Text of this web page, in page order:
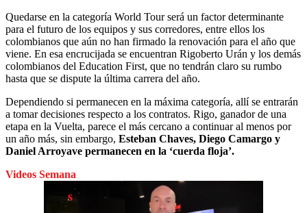
Quedarse en la categoría World Tour será un factor determinante
para el futuro de los equipos y sus corredores, entre ellos los
colombianos que aún no han firmado la renovación para el año que
viene. En esa encrucijada se encuentran Rigoberto Urán y los demás
colombianos del Education First, que no tendrán claro su rumbo
hasta que se dispute la última carrera del año.
Dependiendo si permanecen en la máxima categoría, allí se entrarán
a tomar decisiones respecto a los contratos. Rigo, ganador de una
etapa en la Vuelta, parece el más cercano a continuar al menos por
un año más, sin embargo, Esteban Chaves, Diego Camargo y
Daniel Arroyave permanecen en la ‘cuerda floja’.
Videos Semana